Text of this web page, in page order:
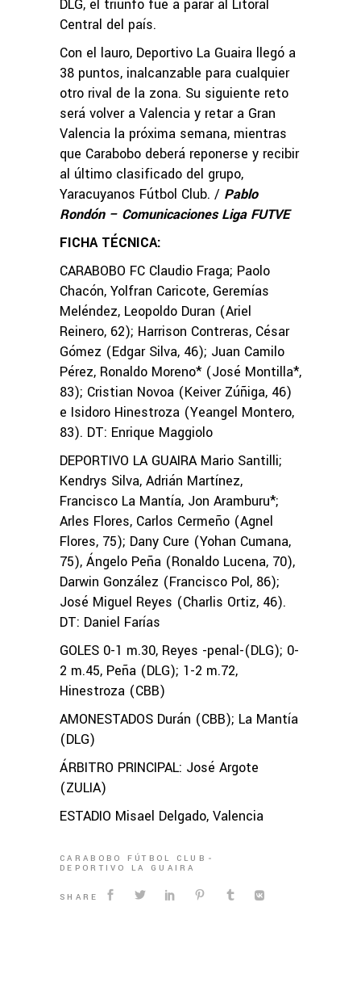
DLG, el triunfo fue a parar al Litoral
Central del país.
Con el lauro, Deportivo La Guaira llegó a
38 puntos, inalcanzable para cualquier
otro rival de la zona. Su siguiente reto
será volver a Valencia y retar a Gran
Valencia la próxima semana, mientras
que Carabobo deberá reponerse y recibir
al último clasificado del grupo,
Yaracuyanos Fútbol Club. / Pablo
Rondón – Comunicaciones Liga FUTVE
FICHA TÉCNICA:
CARABOBO FC Claudio Fraga; Paolo
Chacón, Yolfran Caricote, Geremías
Meléndez, Leopoldo Duran (Ariel
Reinero, 62); Harrison Contreras, César
Gómez (Edgar Silva, 46); Juan Camilo
Pérez, Ronaldo Moreno* (José Montilla*,
83); Cristian Novoa (Keiver Zúñiga, 46)
e Isidoro Hinestroza (Yeangel Montero,
83). DT: Enrique Maggiolo
DEPORTIVO LA GUAIRA Mario Santilli;
Kendrys Silva, Adrián Martínez,
Francisco La Mantía, Jon Aramburu*;
Arles Flores, Carlos Cermeño (Agnel
Flores, 75); Dany Cure (Yohan Cumana,
75), Ángelo Peña (Ronaldo Lucena, 70),
Darwin González (Francisco Pol, 86);
José Miguel Reyes (Charlis Ortiz, 46).
DT: Daniel Farías
GOLES 0-1 m.30, Reyes -penal-(DLG); 0-
2 m.45, Peña (DLG); 1-2 m.72,
Hinestroza (CBB)
AMONESTADOS Durán (CBB); La Mantía
(DLG)
ÁRBITRO PRINCIPAL: José Argote
(ZULIA)
ESTADIO Misael Delgado, Valencia
CARABOBO FÚTBOL CLUB
DEPORTIVO LA GUAIRA
SHARE